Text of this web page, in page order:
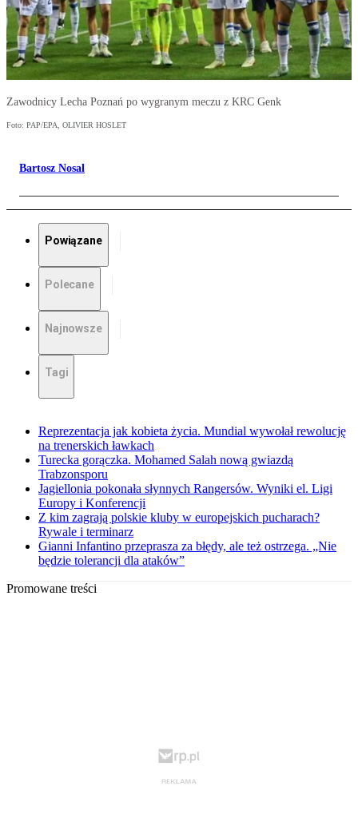
Zawodnicy Lecha Poznań po wygranym meczu z KRC Genk
Foto: PAP/EPA, OLIVIER HOSLET
Bartosz Nosal
Powiązane
Polecane
Najnowsze
Tagi
Reprezentacja jak kobieta życia. Mundial wywołał rewolucję
na trenerskich ławkach
Turecka gorączka. Mohamed Salah nową gwiazdą
Trabzonsporu
Jagiellonia pokonała słynnych Rangersów. Wyniki el. Ligi
Europy i Konferencji
Z kim zagrają polskie kluby w europejskich pucharach?
Rywale i terminarz
Gianni Infantino przeprasza za błędy, ale też ostrzega. „Nie
będzie tolerancji dla ataków”
Promowane treści